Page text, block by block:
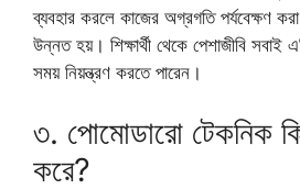
ব্যবহার করলে কাজের অগ্রগতি পর্যবেক্ষণ
উন্নত হয়। শিক্ষার্থী থেকে পেশাজীবি সবাই
সময় নিয়ন্ত্রণ করতে পারেন।
৩. পোমোডারো টেকনিক
করে?